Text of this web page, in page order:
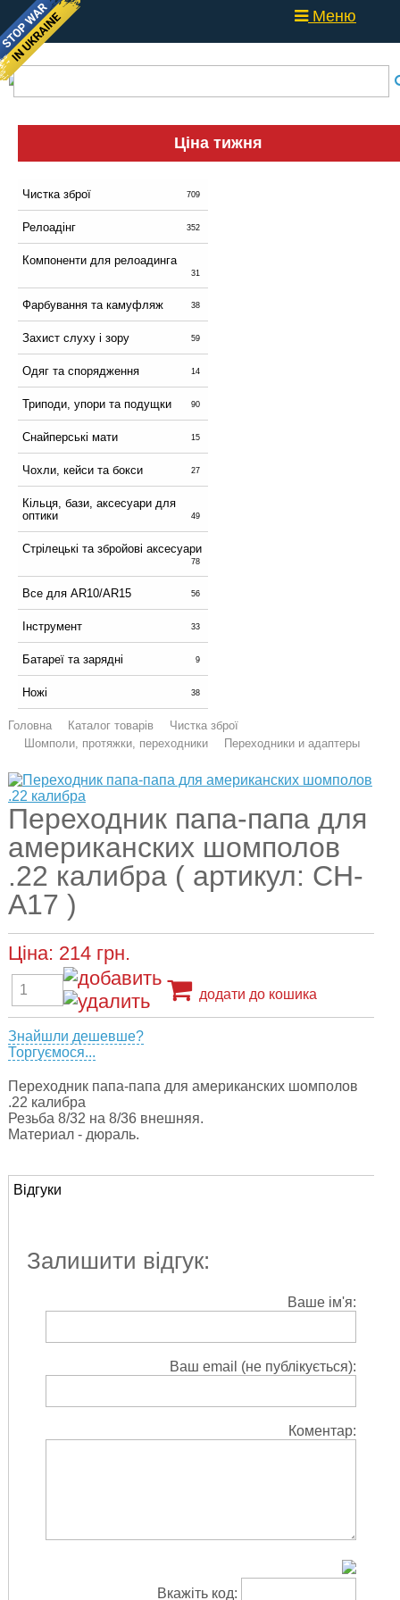
Меню
Ціна тижня
Чистка зброї 709
Релоадінг 352
Компоненти для релоадинга
31
Фарбування та камуфляж 38
Захист слуху і зору 59
Одяг та спорядження 14
Триподи, упори та подущки 90
Снайперські мати 15
Чохли, кейси та бокси 27
Кільця, бази, аксесуари для
оптики
49
Стрілецькі та збройові аксесуари
78
Все для AR10/AR15 56
Інструмент 33
Батареї та зарядні 9
Ножі 38
Головна Каталог товарів
Чистка зброї
Шомполи, протяжки, переходники
Переходники и адаптеры
Переходник папа-папа для
американских шомполов
.22 калибра ( артикул: CH-
A17 )
Ціна: 214 грн.
додати до кошика
Знайшли дешевше?
Торгуємося...
Переходник папа-папа для американских шомполов
.22 калибра
Резьба 8/32 на 8/36 внешняя.
Материал - дюраль.
Відгуки
Залишити відгук:
Ваше ім'я:
Ваш email (не публікується):
Коментар:
Вкажіть код: